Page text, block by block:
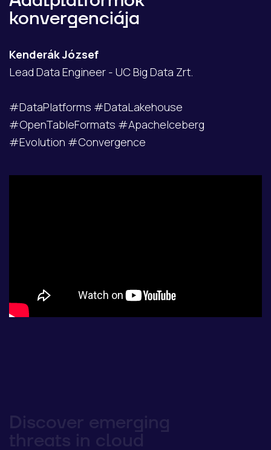
konvergenciája
Kenderák József
Lead Data Engineer - UC Big Data Zrt.
#DataPlatforms #DataLakehouse
#OpenTableFormats #ApacheIceberg
#Evolution #Convergence
Discover emerging
threats in cloud